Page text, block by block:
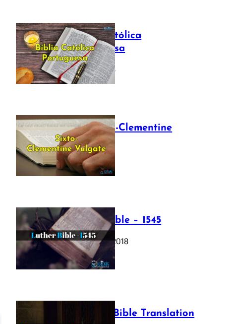
Bíblia Católica
Portuguesa
July 16, 2025
The Sixto-Clementine
Vulgate
July 12, 2025
Luther Bible – 1545
October 17, 2018
Webster Bible Translation